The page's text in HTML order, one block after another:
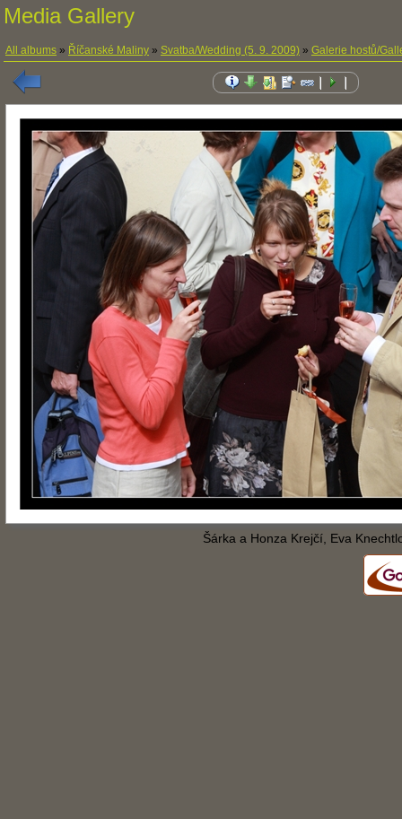
Media Gallery
All albums » Říčanské Maliny » Svatba/Wedding (5. 9. 2009) » Galerie hostů/
Šárka a Honza Krejčí, Eva